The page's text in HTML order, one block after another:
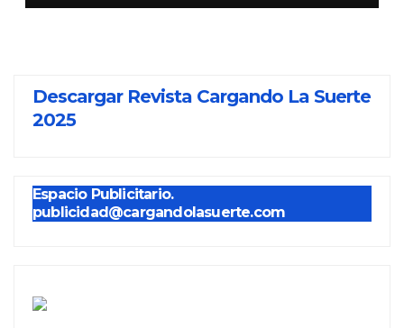
Descargar Revista Cargando La Suerte
2025
Espacio Publicitario.
publicidad@cargandolasuerte.com